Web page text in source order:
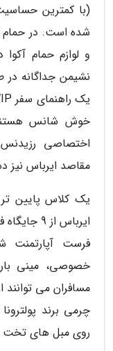
(با کمترین
شده است. در حمام
و لوازم حمام
نشیمن جداگانه در
خوش شانس
اختصاصی
مقاصد ایرباس نیز
یک کلاس پایین
ایرباس
فرست آپارتمنت
خصوصی، مینی
مسافران می
چرمی برند
روی مبل های تخت